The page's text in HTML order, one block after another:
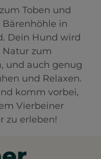
Toben und
in
Dein Hund wird
Natur zum
und auch genug
und Relaxen.
komm vorbei,
Vierbeiner
zu erleben!